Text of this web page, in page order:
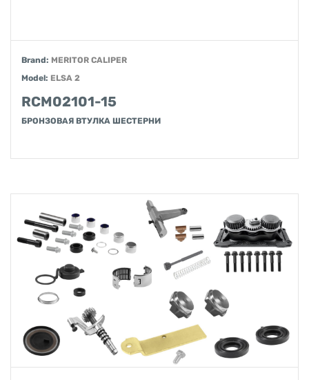
Brand: MERITOR CALIPER
Model: ELSA 2
RCM02101-15
БРОНЗОВАЯ ВТУЛКА ШЕСТЕРНИ